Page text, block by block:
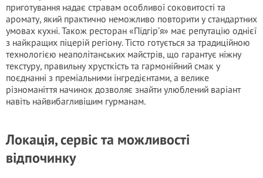
приготування надає стравам особливої соковитості та
аромату, який практично неможливо повторити у стандартних
умовах кухні. Також ресторан «Підгір’я» має репутацію однієї
з найкращих піцерій регіону. Тісто готується за традиційною
технологією неаполітанських майстрів, що гарантує ніжну
текстуру, правильну хрусткість та гармонійний смак у
поєднанні з преміальними інгредієнтами, а велике
різноманіття начинок дозволяє знайти улюблений варіант
навіть найвибагливішим гурманам.
Локація, сервіс та можливості
відпочинку